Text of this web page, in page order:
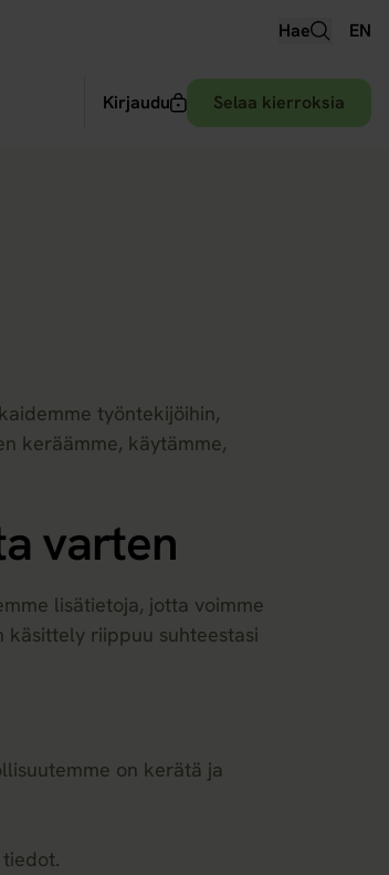
Hae EN
Kirjaudu Selaa kierroksia
työntekijöihin,
keräämme, käytämme,
varten
lisätietoja, jotta voimme
riippuu suhteestasi
on kerätä ja